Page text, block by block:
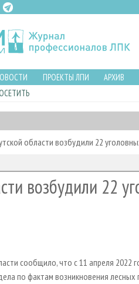
ПРОЕКТЫ ЛПИ АРХИВ
области возбудили 22
возбудили 22
сообщило, что с 11 апреля 2022
по фактам возникновения